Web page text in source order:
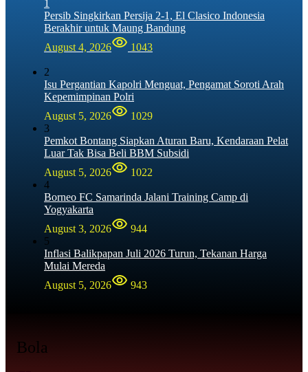
1
Persib Singkirkan Persija 2-1, El Clasico Indonesia
Berakhir untuk Maung Bandung
August 4, 2026
1043
2
Isu Pergantian Kapolri Menguat, Pengamat Soroti Arah
Kepemimpinan Polri
August 5, 2026
1029
3
Pemkot Bontang Siapkan Aturan Baru, Kendaraan Pelat
Luar Tak Bisa Beli BBM Subsidi
August 5, 2026
1022
4
Borneo FC Samarinda Jalani Training Camp di
Yogyakarta
August 3, 2026
944
5
Inflasi Balikpapan Juli 2026 Turun, Tekanan Harga
Mulai Mereda
August 5, 2026
943
Bola